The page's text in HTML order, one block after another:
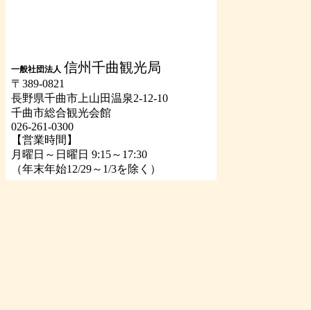
一般社団法人 信州千曲観光局
〒389-0821
長野県千曲市上山田温泉2-12-10
千曲市総合観光会館
026-261-0300
【営業時間】
月曜日～日曜日 9:15～17:30
（年末年始12/29～1/3を除く）